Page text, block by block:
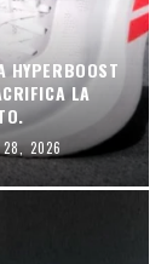
HYPERBOOST
LA
2026